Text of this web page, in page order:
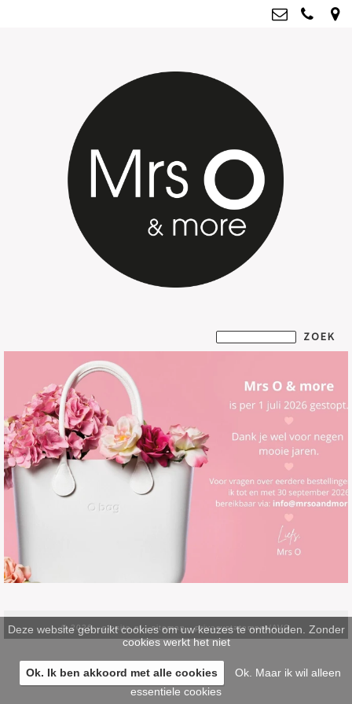
Kvk: Mrs O & more - 67796435
BTWnr: NL001835603B07
© 2026 -pinsite.nl-sitemap-privacystatement/AVG
Deze website gebruikt cookies om uw keuzes te onthouden. Zonder
cookies werkt het niet
Ok. Ik ben akkoord met alle cookies
Ok. Maar ik wil alleen
essentiele cookies